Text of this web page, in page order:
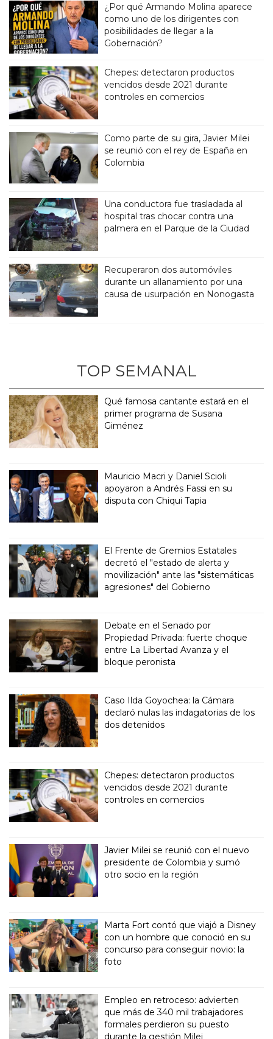
¿Por qué Armando Molina aparece
como uno de los dirigentes con
posibilidades de llegar a la
Gobernación?
Chepes: detectaron productos
vencidos desde 2021 durante
controles en comercios
Como parte de su gira, Javier Milei
se reunió con el rey de España en
Colombia
Una conductora fue trasladada al
hospital tras chocar contra una
palmera en el Parque de la Ciudad
Recuperaron dos automóviles
durante un allanamiento por una
causa de usurpación en Nonogasta
TOP SEMANAL
Qué famosa cantante estará en el
primer programa de Susana
Giménez
Mauricio Macri y Daniel Scioli
apoyaron a Andrés Fassi en su
disputa con Chiqui Tapia
El Frente de Gremios Estatales
decretó el "estado de alerta y
movilización" ante las "sistemáticas
agresiones" del Gobierno
Debate en el Senado por
Propiedad Privada: fuerte choque
entre La Libertad Avanza y el
bloque peronista
Caso Ilda Goyochea: la Cámara
declaró nulas las indagatorias de los
dos detenidos
Chepes: detectaron productos
vencidos desde 2021 durante
controles en comercios
Javier Milei se reunió con el nuevo
presidente de Colombia y sumó
otro socio en la región
Marta Fort contó que viajó a Disney
con un hombre que conoció en su
concurso para conseguir novio: la
foto
Empleo en retroceso: advierten
que más de 340 mil trabajadores
formales perdieron su puesto
durante la gestión Milei